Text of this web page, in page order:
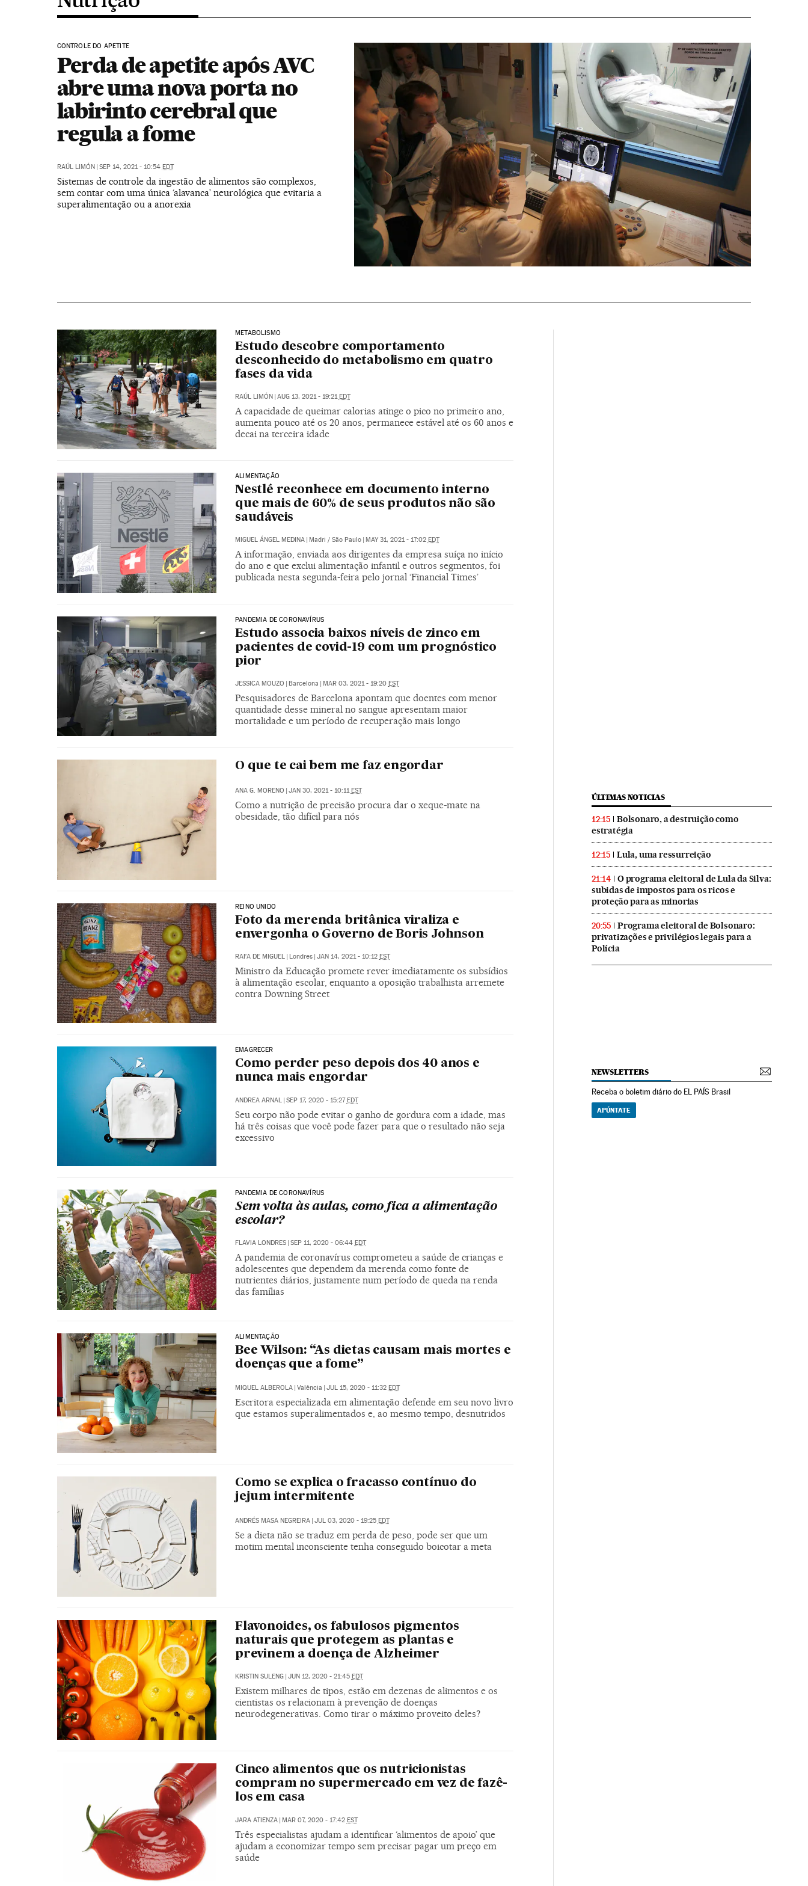
CONTROLE DO APETITE
Perda de apetite após AVC
abre uma nova porta no
labirinto cerebral que
regula a fome
RAÚL LIMÓN | SEP 14, 2021 - 10:54 EDT
Sistemas de controle da ingestão de alimentos são complexos,
sem contar com uma única ‘alavanca’ neurológica que evitaria a
superalimentação ou a anorexia
METABOLISMO
Estudo descobre comportamento
desconhecido do metabolismo em quatro
fases da vida
RAÚL LIMÓN | AUG 13, 2021 - 19:21EDT
A capacidade de queimar calorias atinge o pico no primeiro ano,
aumenta pouco até os 20 anos, permanece estável até os 60 anos e
decai na terceira idade
ALIMENTAÇÃO
Nestlé reconhece em documento interno
que mais de 60% de seus produtos não são
saudáveis
MIGUEL ÁNGEL MEDINA Madri / São Paulo MAY 31, 2021 - 17:02 EDT
A informação, enviada aos dirigentes da empresa suíça no início
do ano e que exclui alimentação infantil e outros segmentos, foi
publicada nesta segunda-feira pelo jornal ‘Financial Times’
PANDEMIA DE CORONAVÍRUS
Estudo associa baixos níveis de zinco em
pacientes de covid-19 com um prognóstico
pior
JESSICA MOUZO | Barcelona | MAR 03, 2021 - 19:20 EST
Pesquisadores de Barcelona apontam que doentes com menor
quantidade desse mineral no sangue apresentam maior
mortalidade e um período de recuperação mais longo
O que te cai bem me faz engordar
ANA G. MORENO | JAN 30, 2021 - 10:11EST
Como a nutrição de precisão procura dar o xeque-mate na
obesidade, tão difícil para nós
REINO UNIDO
Foto da merenda britânica viraliza e
envergonha o Governo de Boris Johnson
RAFA DE MIGUEL Londres JAN 14, 2021 - 10:12 EST
Ministro da Educação promete rever imediatamente os subsídios
à alimentação escolar, enquanto a oposição trabalhista arremete
contra Downing Street
EMAGRECER
Como perder peso depois dos 40 anos e
nunca mais engordar
ANDREA ARNAL | SEP 17, 2020 - 15:27EDT
Seu corpo não pode evitar o ganho de gordura com a idade, mas
há três coisas que você pode fazer para que o resultado não seja
excessivo
PANDEMIA DE CORONAVÍRUS
Sem volta às aulas, como fica a alimentação
escolar?
FLAVIA LONDRES SEP 11, 2020 - 06:44 EDT
A pandemia de coronavírus comprometeu a saúde de crianças e
adolescentes que dependem da merenda como fonte de
nutrientes diários, justamente num período de queda na renda
das famílias
ALIMENTAÇÃO
Bee Wilson: “As dietas causam mais mortes e
doenças que a fome”
MIQUEL ALBEROLA | Valência | JUL 15, 2020 - 11:32 EDT
Escritora especializada em alimentação defende em seu novo livro
que estamos superalimentados e, ao mesmo tempo, desnutridos
Como se explica o fracasso contínuo do
jejum intermitente
ANDRÉS MASA NEGREIRA | JUL 03, 2020 - 19:25 EDT
Se a dieta não se traduz em perda de peso, pode ser que um
motim mental inconsciente tenha conseguido boicotar a meta
Flavonoides, os fabulosos pigmentos
naturais que protegem as plantas e
previnem a doença de Alzheimer
KRISTIN SULENG JUN 12, 2020 - 21:45 EDT
Existem milhares de tipos, estão em dezenas de alimentos e os
cientistas os relacionam à prevenção de doenças
neurodegenerativas. Como tirar o máximo proveito deles?
Cinco alimentos que os nutricionistas
compram no supermercado em vez de fazê-
los em casa
JARA ATIENZA | MAR 07, 2020 - 17:42 EST
Três especialistas ajudam a identificar ‘alimentos de apoio’ que
ajudam a economizar tempo sem precisar pagar um preço em
saúde
ÚLTIMAS NOTICIAS
12:15
Bolsonaro, a destruição como
estratégia
12:15 Lula, uma ressurreição
21:14
O programa eleitoral de Lula da Silva:
subidas de impostos para os ricos e
proteção para as minorias
20:55
Programa eleitoral de Bolsonaro:
privatizações e privilégios legais para a
Polícia
NEWSLETTERS
Receba o boletim diário do EL PAÍS Brasil
APÚNTATE